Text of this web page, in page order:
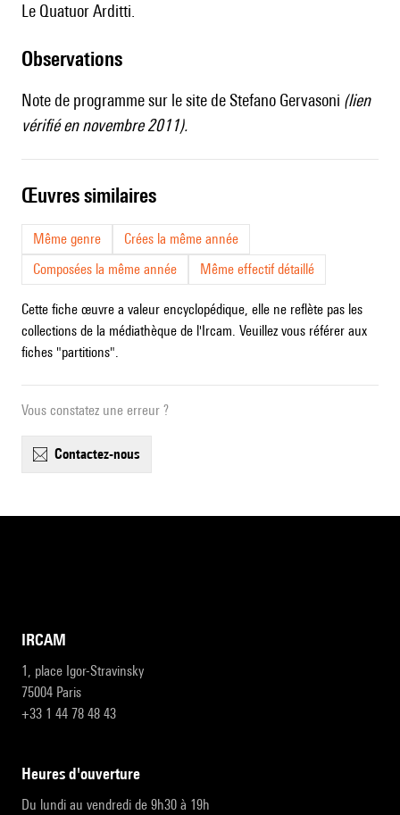
le Quatuor Arditti.
observations
Note de programme sur le site de Stefano Gervasoni (lien
vérifié en novembre 2011).
œuvres similaires
Même genre
Crées la même année
Composées la même année
Même effectif détaillé
Cette fiche œuvre a valeur encyclopédique, elle ne reflète pas les
collections de la médiathèque de l'Ircam. Veuillez vous référer aux
fiches "partitions".
Vous constatez une erreur ?
contactez-nous
IRCAM
1, place Igor-Stravinsky
75004 Paris
+33 1 44 78 48 43
heures d'ouverture
Du lundi au vendredi de 9h30 à 19h